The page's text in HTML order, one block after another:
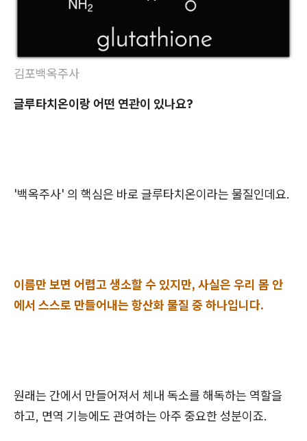
김포백옥주사
글루타치온이랑 어떤 연관이 있나요?
'백옥주사' 의 핵심은 바로 글루타치온이라는 물질인데요.
이름만 보면 어렵고 생소할 수 있지만, 사실은 우리 몸 안
에서 스스로 만들어내는 항산화 물질 중 하나입니다.
원래는 간에서 만들어져서 체내 독소를 해독하는 역할을
하고, 면역 기능에도 관여하는 아주 중요한 성분이죠.